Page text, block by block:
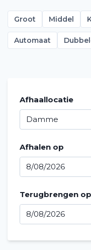
Groot Middel
Automaat
Afhaallocatie
Afhalen op
Terugbrengen op